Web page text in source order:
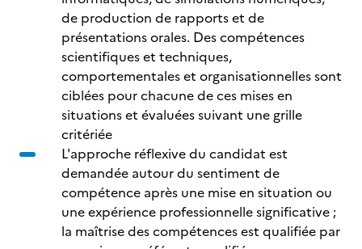
de production de rapports et de
présentations orales. Des compétences
scientifiques et techniques,
comportementales et organisationnelles sont
ciblées pour chacune de ces mises en
situations et évaluées suivant une grille
critériée
L'approche réflexive du candidat est
demandée autour du sentiment de
compétence après une mise en situation ou
une expérience professionnelle significative ;
la maîtrise des compétences est qualifiée par